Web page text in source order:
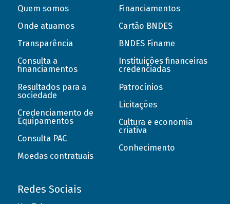
Quem somos
Onde atuamos
Transparência
Consulta a
financiamentos
Resultados para a
sociedade
Credenciamento de
Equipamentos
Consulta PAC
Moedas contratuais
Financiamentos
Cartão BNDES
BNDES Finame
Instituições financeiras
credenciadas
Patrocínios
Licitações
Cultura e economia
criativa
Conhecimento
Redes Sociais